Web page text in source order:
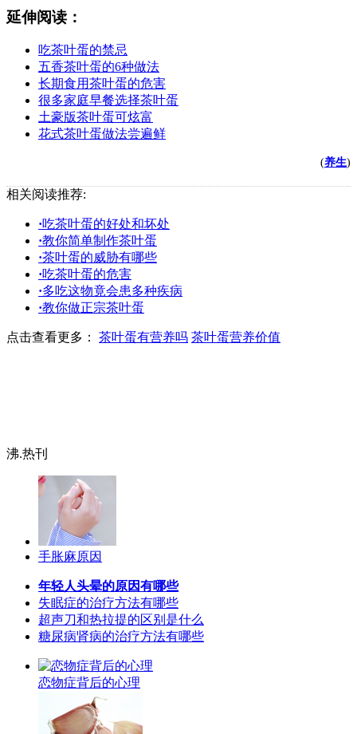
延伸阅读：
吃茶叶蛋的禁忌
五香茶叶蛋的6种做法
长期食用茶叶蛋的危害
很多家庭早餐选择茶叶蛋
土豪版茶叶蛋可炫富
花式茶叶蛋做法尝遍鲜
(养生)
相关阅读推荐:
·吃茶叶蛋的好处和坏处
·教你简单制作茶叶蛋
·茶叶蛋的威胁有哪些
·吃茶叶蛋的危害
·多吃这物竟会患多种疾病
·教你做正宗茶叶蛋
点击查看更多： 茶叶蛋有营养吗 茶叶蛋营养价值
沸.热刊
手胀麻原因
年轻人头晕的原因有哪些
失眠症的治疗方法有哪些
超声刀和热拉提的区别是什么
糖尿病肾病的治疗方法有哪些
恋物症背后的心理